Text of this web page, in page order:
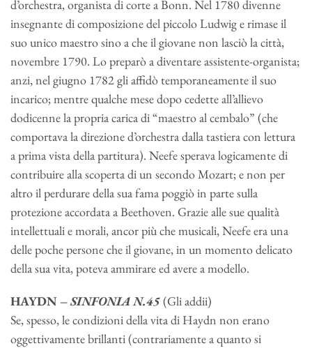
d’orchestra, organista di corte a Bonn. Nel 1780 divenne
insegnante di composizione del piccolo Ludwig e rimase il
suo unico maestro sino a che il giovane non lasciò la città,
novembre 1790. Lo preparò a diventare assistente-organista;
anzi, nel giugno 1782 gli affidò temporaneamente il suo
incarico; mentre qualche mese dopo cedette all’allievo
dodicenne la propria carica di “maestro al cembalo” (che
comportava la direzione d’orchestra dalla tastiera con lettura
a prima vista della partitura). Neefe sperava logicamente di
contribuire alla scoperta di un secondo Mozart; e non per
altro il perdurare della sua fama poggiò in parte sulla
protezione accordata a Beethoven. Grazie alle sue qualità
intellettuali e morali, ancor più che musicali, Neefe era una
delle poche persone che il giovane, in un momento delicato
della sua vita, poteva ammirare ed avere a modello.
HAYDN –SINFONIA N.45(Gli addii)
Se, spesso, le condizioni della vita di Haydn non erano
oggettivamente brillanti (contrariamente a quanto si